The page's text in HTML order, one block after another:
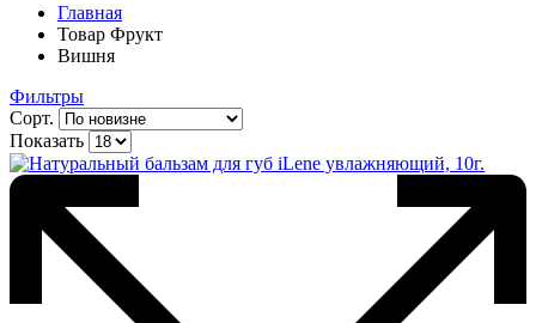
Главная
Товар Фрукт
Вишня
Фильтры
Сорт.
Показать